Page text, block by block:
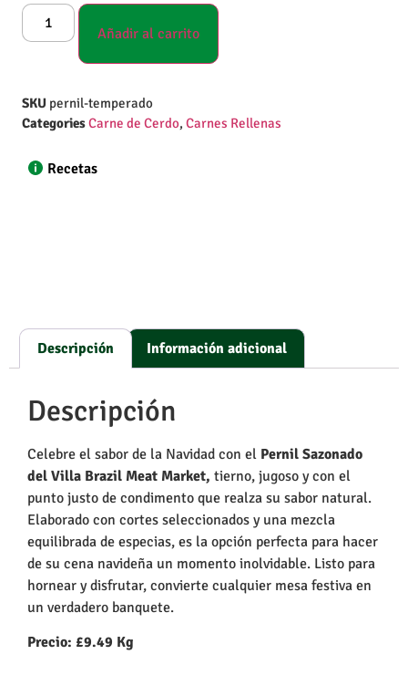
Añadir al carrito
SKU pernil-temperado
CategoriesCarne de Cerdo, Carnes Rellenas
Recetas
Descripción Información adicional
Descripción
Celebre el sabor de la Navidad con el Pernil Sazonado
del Villa Brazil Meat Market, tierno, jugoso y con el
punto justo de condimento que realza su sabor natural.
Elaborado con cortes seleccionados y una mezcla
equilibrada de especias, es la opción perfecta para hacer
de su cena navideña un momento inolvidable. Listo para
hornear y disfrutar, convierte cualquier mesa festiva en
un verdadero banquete.
Precio: £9.49 Kg